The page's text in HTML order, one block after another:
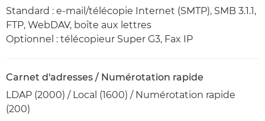
Standard : e-mail/télécopie Internet (SMTP), SMB 3.1.1,
FTP, WebDAV, boîte aux lettres
Optionnel : télécopieur Super G3, Fax IP
Carnet d'adresses / Numérotation rapide
LDAP (2000) / Local (1600) / Numérotation rapide
(200)